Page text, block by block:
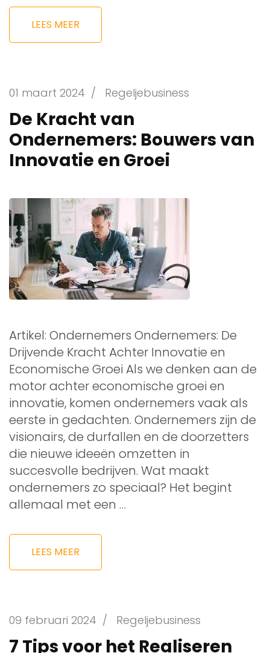
LEES MEER
01 maart 2024 / Regeljebusiness
De Kracht van
Ondernemers: Bouwers van
Innovatie en Groei
Artikel: Ondernemers Ondernemers: De
Drijvende Kracht Achter Innovatie en
Economische Groei Als we denken aan de
motor achter economische groei en
innovatie, komen ondernemers vaak als
eerste in gedachten. Ondernemers zijn de
visionairs, de durfallen en de doorzetters
die nieuwe ideeën omzetten in
succesvolle bedrijven. Wat maakt
ondernemers zo speciaal? Het begint
allemaal met een …
LEES MEER
09 februari 2024 / Regeljebusiness
7 Tips voor het Realiseren